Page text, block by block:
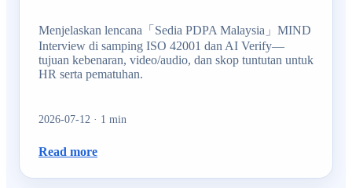
Menjelaskan lencana「Sedia PDPA Malaysia」MIND
Interview di samping ISO 42001 dan AI Verify—
tujuan kebenaran, video/audio, dan skop tuntutan untuk
HR serta pematuhan.
2026-07-12 · 1 min
Read more